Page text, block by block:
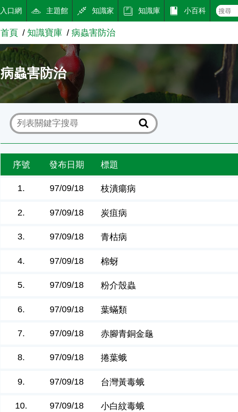
入口網 主題館 知識家 知識庫 小百科
首頁 知識寶庫 病蟲害防治
病蟲害防治
序號 發布日期 標題
1. 97/09/18 枝潰瘍病
2. 97/09/18 炭疽病
3. 97/09/18 青枯病
4. 97/09/18 棉蚜
5. 97/09/18 粉介殼蟲
6. 97/09/18 葉蟎類
7. 97/09/18 赤腳青銅金龜
8. 97/09/18 捲葉蛾
9. 97/09/18 台灣黃毒蛾
10. 97/09/18 小白紋毒蛾